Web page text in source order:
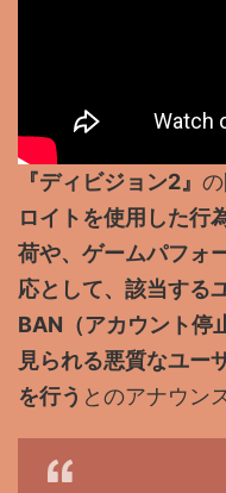
『ディビジョン2』 の
ロイトを使用した行
荷や、ゲームパフォ
応として、該当する
BAN（アカウント停
見られる悪質なユー
を行う とのアナウン